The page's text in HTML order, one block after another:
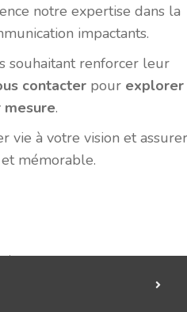
notre expertise dans la
impactants.
souhaitant renforcer leur
contacter pour explorer
mesure.
vie à votre vision et assurer
mémorable.